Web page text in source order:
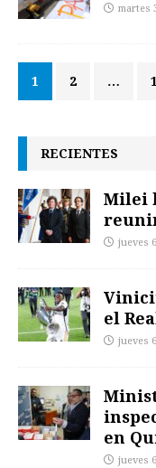
martes
1 2 …
RECIENTES
Milei
jueves
el
jueves
en
jueves